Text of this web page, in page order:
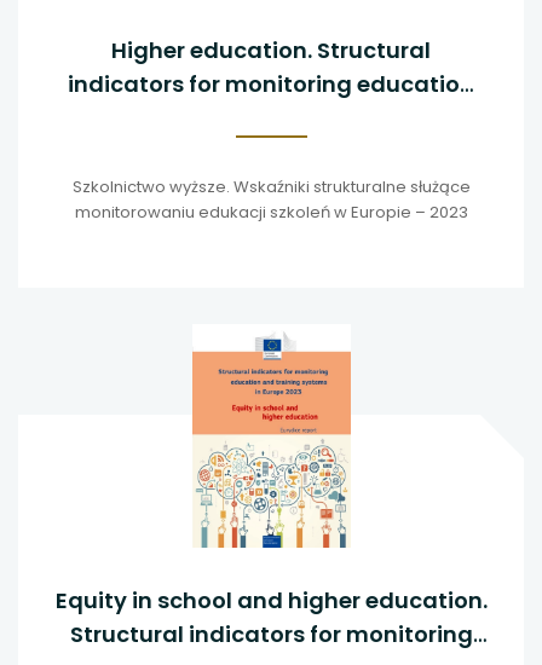
Higher education. Structural
indicators for monitoring education
Szkolnictwo wyższe. Wskaźniki strukturalne służące
monitorowaniu edukacji szkoleń w Europie – 2023
Equity in school and higher education.
Structural indicators for monitoring